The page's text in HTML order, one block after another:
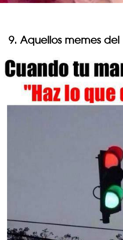
9. Aquellos memes del